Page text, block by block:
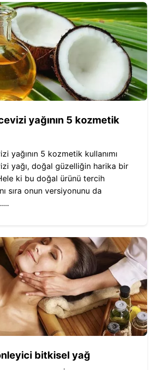
yağının 5 kozmetik
yağının 5 kozmetik kullanımı
yağı, doğal güzelliğin harika bir
ki bu doğal ürünü tercih
sıra onun versiyonunu da
bitkisel yağ